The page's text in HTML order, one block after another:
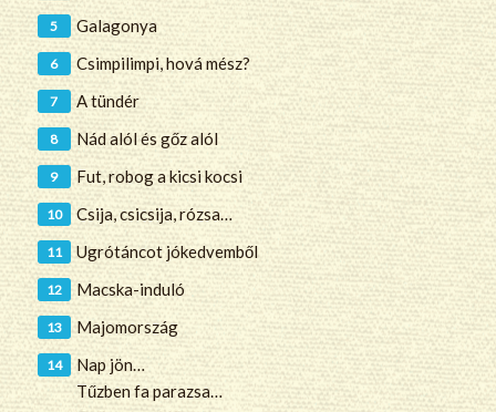
Galagonya
Csimpilimpi, hová mész?
A tündér
Nád alól és gőz alól
Fut, robog a kicsi kocsi
Csija, csicsija, rózsa…
Ugrótáncot jókedvemből
Macska-induló
Majomország
Nap jön…
Tűzben fa parazsa…